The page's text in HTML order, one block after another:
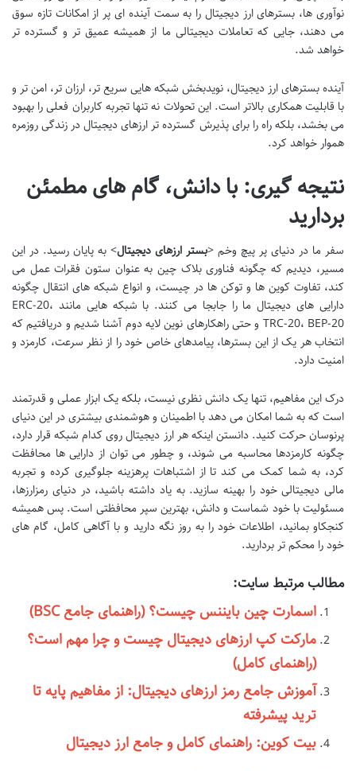
نوآوری ها، بسترهای ارز دیجیتال را به سمت آینده ای پر از امکانات تازه سوق
می دهند، جایی که تعاملات دیجیتالی ما از همیشه عمیق تر و گسترده تر
خواهد شد.
آینده بسترهای ارز دیجیتال، نویدبخش شبکه هایی سریع تر، ارزان تر، امن تر و
با قابلیت همکاری بالاتر است. این تحولات نه تنها تجربه کاربران فعلی را بهبود
می بخشد، بلکه راه را برای پذیرش گسترده تر ارزهای دیجیتال در زندگی روزمره
هموار خواهد کرد.
نتیجه گیری: با دانش، گام های مطمئن
بردارید
سفر ما در دنیای پر پیچ وخم <بستر ارزهای دیجیتال> به پایان رسید. در این
مسیر، دیدیم که چگونه فناوری بلاک چین به عنوان ستون فقرات عمل می
کند، تفاوت کوین ها و توکن ها در چیست، و انواع شبکه های انتقال چگونه
دارایی های دیجیتال ما را جابجا می کنند. با شبکه هایی مانند ERC-20،
TRC-20، BEP-20 و حتی راهکارهای نوین لایه دوم آشنا شدیم و دریافتیم که
انتخاب هر یک از این بسترها، پیامدهای خاص خود را از نظر سرعت، کارمزد و
امنیت دارد.
درک این مفاهیم، تنها یک دانش نظری نیست، بلکه یک ابزار عملی و قدرتمند
است که به شما امکان می دهد با اطمینان و هوشمندی بیشتری در این دنیای
پرنوسان حرکت کنید. دانستن اینکه هر ارز دیجیتال روی کدام شبکه قرار دارد،
چگونه کارمزدها محاسبه می شوند، و چطور می توان از دارایی ها محافظت
کرد، به شما کمک می کند تا از اشتباهات پرهزینه جلوگیری کرده و تجربه
مالی دیجیتالی خود را بهینه سازید. به یاد داشته باشید، در دنیای رمزارزها،
مسئولیت با خود شماست و دانش، بهترین سپر محافظتی است. پس همیشه
کنجکاو بمانید، اطلاعات خود را به روز نگه دارید و با آگاهی کامل، گام های
خود را محکم تر بردارید.
مطالب مرتبط سایت:
اسمارت چین بایننس چیست؟ (راهنمای جامع BSC)
مارکت کپ ارزهای دیجیتال چیست و چرا مهم است؟
(راهنمای کامل)
آموزش جامع رمز ارزهای دیجیتال: از مفاهیم پایه تا
ترید پیشرفته
بیت کوین: راهنمای کامل و جامع ارز دیجیتال